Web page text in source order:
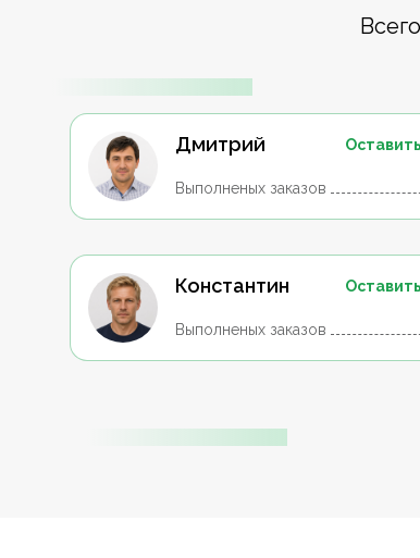
Дмитрий
Выполненых заказов
Константин
Выполненых заказов